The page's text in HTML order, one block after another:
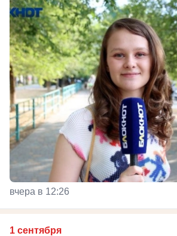
вчера в 12:26
1 сентября